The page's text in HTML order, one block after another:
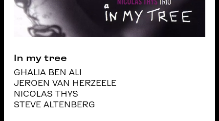
In my tree
GHALIA BEN ALI
JEROEN VAN HERZEELE
NICOLAS THYS
STEVE ALTENBERG